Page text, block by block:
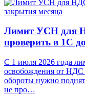
Лимит УСН для
проверить в 1С
С 1 июля 2026 года
освобождения от НДС
обороты нужно
не про…